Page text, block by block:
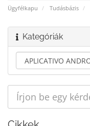
Ügyfélkapu Tudásbázis
Kategóriák